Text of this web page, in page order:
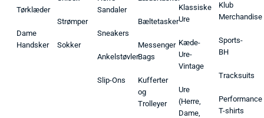
Tørklæder
Dame
Handsker
Strømper
Sokker
Sandaler
Sneakers
Ankelstøvler
Slip-Ons
Bæltetasker
Messenger
Bags
Kufferter
og
Trolleyer
Klassiske
Ure
Kæde-
Ure-
Vintage
Ure
(Herre,
Dame,
Klub
Merchandise
Sports-
BH
Tracksuits
Performance
T-shirts